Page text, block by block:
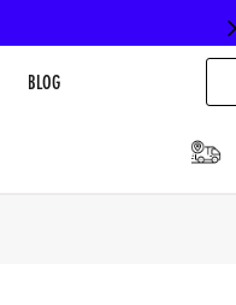
BLOG